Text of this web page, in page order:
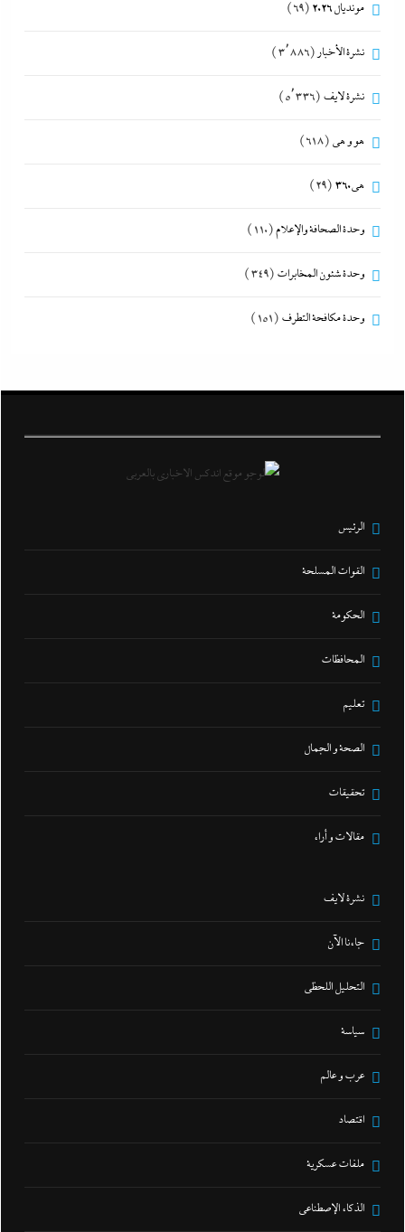
مونديال 2026 (69)
نشرة الأخبار (3٬886)
نشرة لايف (5٬336)
هو و هي (618)
هى360 (29)
وحدة الصحافة والإعلام(110)
وحدة شئون المخابرات (349)
وحدة مكافحة التطرف (151)
الرئيس
القوات المسلحة
الحكومة
المحافظات
تعليم
الصحة و الجمال
تحقيقات
مقالات و أراء
نشرة لايف
جاءنا الآن
التحليل اللحظي
سياسة
عرب و عالم
اقتصاد
ملفات عسكرية
الذكاء الإصطناعي